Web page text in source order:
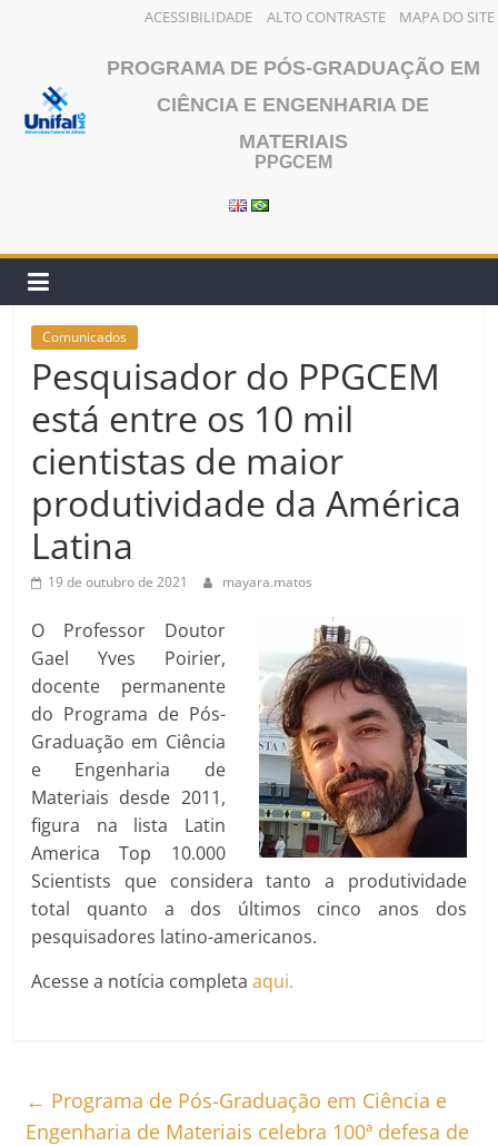
ACESSIBILIDADE ALTO CONTRASTE MAPA DO SITE
conteúdo
PROGRAMA DE PÓS-GRADUAÇÃO EM
CIÊNCIA E ENGENHARIA DE
MATERIAIS
PPGCEM
Comunicados
Pesquisador do PPGCEM
está entre os 10 mil
cientistas de maior
produtividade da América
Latina
19 de outubro de 2021 mayara.matos
O Professor Doutor
Gael Yves Poirier,
docente permanente
do Programa de Pós-
Graduação em Ciência
e Engenharia de
Materiais desde 2011,
figura na lista Latin
America Top 10.000
Scientists que considera tanto a produtividade
total quanto a dos últimos cinco anos dos
pesquisadores latino-americanos.
Acesse a notícia completaaqui.
← Programa de Pós-Graduação em Ciência e
Engenharia de Materiais celebra 100ª defesa de